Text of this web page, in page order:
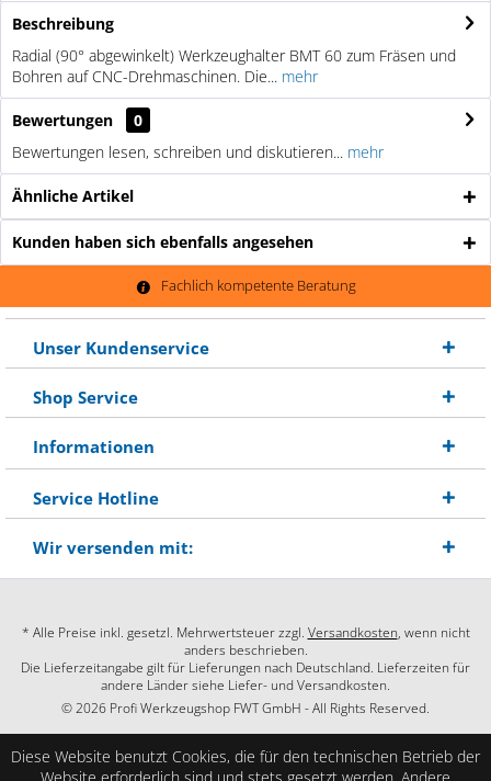
Beschreibung
Radial (90° abgewinkelt) Werkzeughalter BMT 60 zum Fräsen und
Bohren auf CNC-Drehmaschinen. Die... mehr
Bewertungen
0
Bewertungen lesen, schreiben und diskutieren... mehr
Ähnliche Artikel
Kunden haben sich ebenfalls angesehen
Fachlich kompetente Beratung
Unser Kundenservice
Shop Service
Informationen
Service Hotline
Wir versenden mit:
* Alle Preise inkl. gesetzl. Mehrwertsteuer zzgl. Versandkosten, wenn nicht
anders beschrieben.
Die Lieferzeitangabe gilt für Lieferungen nach Deutschland. Lieferzeiten für
andere Länder siehe Liefer- und Versandkosten.
© 2026 Profi Werkzeugshop FWT GmbH - All Rights Reserved.
Diese Website benutzt Cookies, die für den technischen Betrieb der